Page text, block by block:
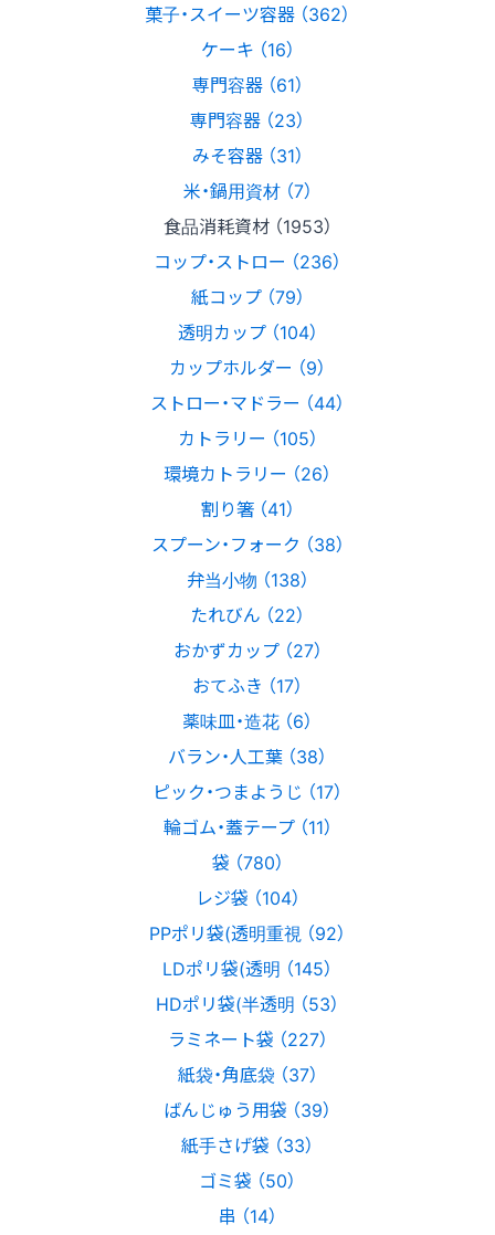
菓子・スイーツ容器 （362）
ケーキ （16）
専門容器 （61）
専門容器 （23）
みそ容器 （31）
米・鍋用資材 （7）
食品消耗資材 （1953）
コップ・ストロー （236）
紙コップ （79）
透明カップ （104）
カップホルダー （9）
ストロー・マドラー （44）
カトラリー （105）
環境カトラリー （26）
割り箸 （41）
スプーン・フォーク （38）
弁当小物 （138）
たれびん （22）
おかずカップ （27）
おてふき （17）
薬味皿・造花 （6）
バラン・人工葉 （38）
ピック・つまようじ （17）
輪ゴム・蓋テープ （11）
袋 （780）
レジ袋 （104）
PPポリ袋(透明重視 （92）
LDポリ袋(透明 （145）
HDポリ袋(半透明 （53）
ラミネート袋 （227）
紙袋・角底袋 （37）
ばんじゅう用袋 （39）
紙手さげ袋 （33）
ゴミ袋 （50）
串 （14）